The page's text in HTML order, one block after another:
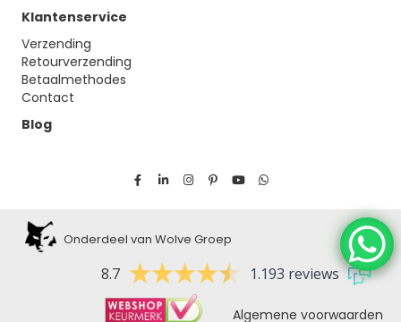
Klantenservice
Verzending
Retourverzending
Betaalmethodes
Contact
Blog
Onderdeel van Wolve Groep
8.7 1.193 reviews
Algemene voorwaarden